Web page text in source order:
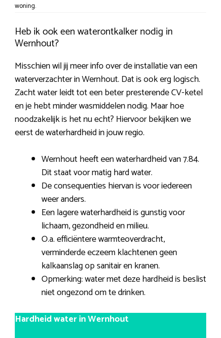
woning.
Heb ik ook een waterontkalker nodig in
Wernhout?
Misschien wil jij meer info over de installatie van een
waterverzachter in Wernhout. Dat is ook erg logisch.
Zacht water leidt tot een beter presterende CV-ketel
en je hebt minder wasmiddelen nodig. Maar hoe
noodzakelijk is het nu echt? Hiervoor bekijken we
eerst de waterhardheid in jouw regio.
Wernhout heeft een waterhardheid van 7.84.
Dit staat voor matig hard water.
De consequenties hiervan is voor iedereen
weer anders.
Een lagere waterhardheid is gunstig voor
lichaam, gezondheid en milieu.
O.a. efficiëntere warmteoverdracht,
verminderde eczeem klachtenen geen
kalkaanslag op sanitair en kranen.
Opmerking: water met deze hardheid is beslist
niet ongezond om te drinken.
Hardheid water in Wernhout